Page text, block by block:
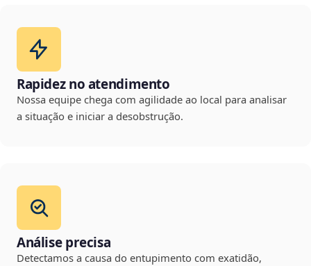
Rapidez no atendimento
Nossa equipe chega com agilidade ao local para analisar
a situação e iniciar a desobstrução.
Análise precisa
Detectamos a causa do entupimento com exatidão,